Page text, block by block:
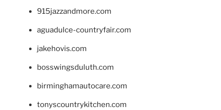
915jazzandmore.com
aguadulce-countryfair.com
jakehovis.com
bosswingsduluth.com
birminghamautocare.com
tonyscountrykitchen.com